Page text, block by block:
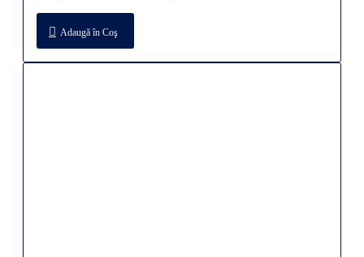
Adaugă în Coş